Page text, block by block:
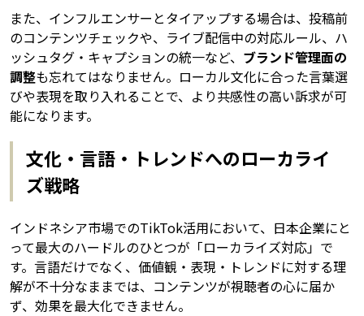
また、インフルエンサーとタイアップする場合は、投稿前
のコンテンツチェックや、ライブ配信中の対応ルール、ハ
ッシュタグ・キャプションの統一など、 ブランド管理面の
調整も忘れてはなりません。ローカル文化に合った言葉選
びや表現を取り入れることで、より共感性の高い訴求が可
能になります。
文化・言語・トレンドへのローカライ
ズ戦略
インドネシア市場でのTikTok活用において、日本企業にと
って最大のハードルのひとつが「ローカライズ対応」で
す。言語だけでなく、価値観・表現・トレンドに対する理
解が不十分なままでは、コンテンツが視聴者の心に届か
ず、効果を最大化できません。